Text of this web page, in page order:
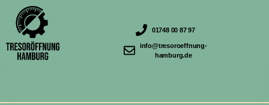
01748 00 87 97
info@tresoroeffnung-
hamburg.de